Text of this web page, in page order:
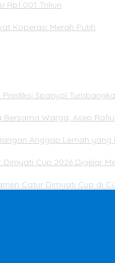
Rp1.001 Triliun
Koperasi Merah Putih
Spanyol
Warga, Asep
Anggap Lemah yang
Cup 2026 Digelar
Catur Dimyati Cup di